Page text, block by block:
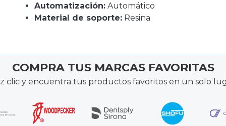
Automatización:Automático
Material de soporte:Resina
COMPRA TUS MARCAS FAVORITAS
clic y encuentra tus productos favoritos en un solo